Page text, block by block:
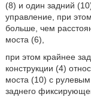
(8) и один задний
управление, при
больше, чем
моста (6),
при этом крайнее
конструкции (4)
моста (10) с
заднего